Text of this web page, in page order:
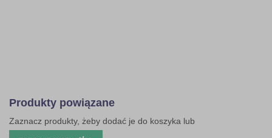
Produkty powiązane
Zaznacz produkty, żeby dodać je do koszyka lub